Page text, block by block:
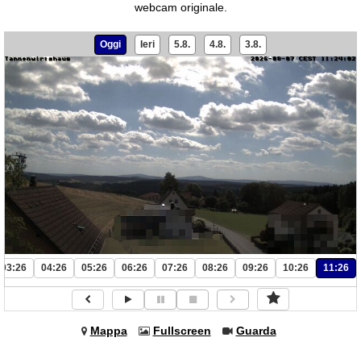
webcam originale.
Oggi Ieri 5.8. 4.8. 3.8.
03:26 04:26 05:26 06:26 07:26 08:26 09:26 10:26 11:26
Mappa Fullscreen Guarda